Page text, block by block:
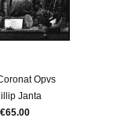
Opvs
Janta
€65.00